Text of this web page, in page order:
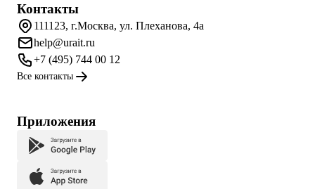
Контакты
111123, г.Москва, ул. Плеханова, 4а
help@urait.ru
+7 (495) 744 00 12
Все контакты
Приложения